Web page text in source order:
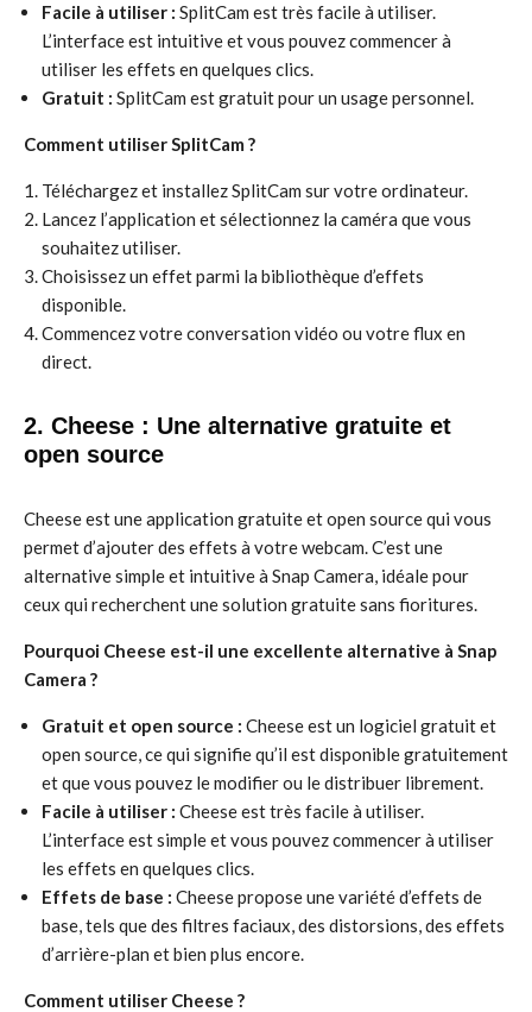
Facile à utiliser : SplitCam est très facile à utiliser.
L’interface est intuitive et vous pouvez commencer à
utiliser les effets en quelques clics.
Gratuit : SplitCam est gratuit pour un usage personnel.
Comment utiliser SplitCam ?
Téléchargez et installez SplitCam sur votre ordinateur.
Lancez l’application et sélectionnez la caméra que vous
souhaitez utiliser.
Choisissez un effet parmi la bibliothèque d’effets
disponible.
Commencez votre conversation vidéo ou votre flux en
direct.
2. Cheese : Une alternative gratuite et
open source
Cheese est une application gratuite et open source qui vous
permet d’ajouter des effets à votre webcam. C’est une
alternative simple et intuitive à Snap Camera, idéale pour
ceux qui recherchent une solution gratuite sans fioritures.
Pourquoi Cheese est-il une excellente alternative à Snap
Camera ?
Gratuit et open source : Cheese est un logiciel gratuit et
open source, ce qui signifie qu’il est disponible gratuitement
et que vous pouvez le modifier ou le distribuer librement.
Facile à utiliser : Cheese est très facile à utiliser.
L’interface est simple et vous pouvez commencer à utiliser
les effets en quelques clics.
Effets de base : Cheese propose une variété d’effets de
base, tels que des filtres faciaux, des distorsions, des effets
d’arrière-plan et bien plus encore.
Comment utiliser Cheese ?